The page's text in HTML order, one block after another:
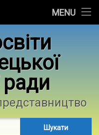
MENU
ради